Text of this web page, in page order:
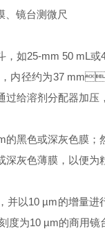
、镜台测微尺
，如25-mm 50 mL或
，内径约为37 mm
过给溶剂分配器加压
的黑色或深灰色膜；
灰色薄膜，以便
并以10 µm的增量进
度为10 µm的商用镜